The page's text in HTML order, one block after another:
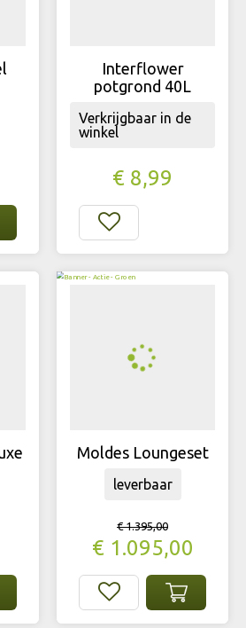
Interflower
potgrond 40L
€ 8,99
Verkrijgbaar in de
winkel
Moldes Loungeset
€ 1.395,00
€ 1.095,00
leverbaar